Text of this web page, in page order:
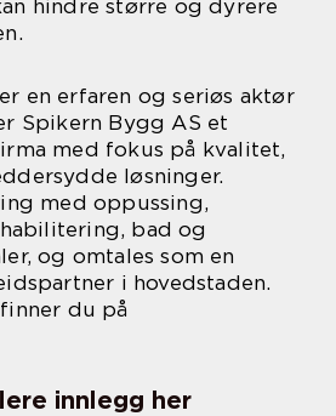
hindre større og dyrere
en erfaren og seriøs aktør
Spikern Bygg AS et
med fokus på kvalitet,
løsninger.
med oppussing,
bad og
og omtales som en
i hovedstaden.
du på
innlegg her